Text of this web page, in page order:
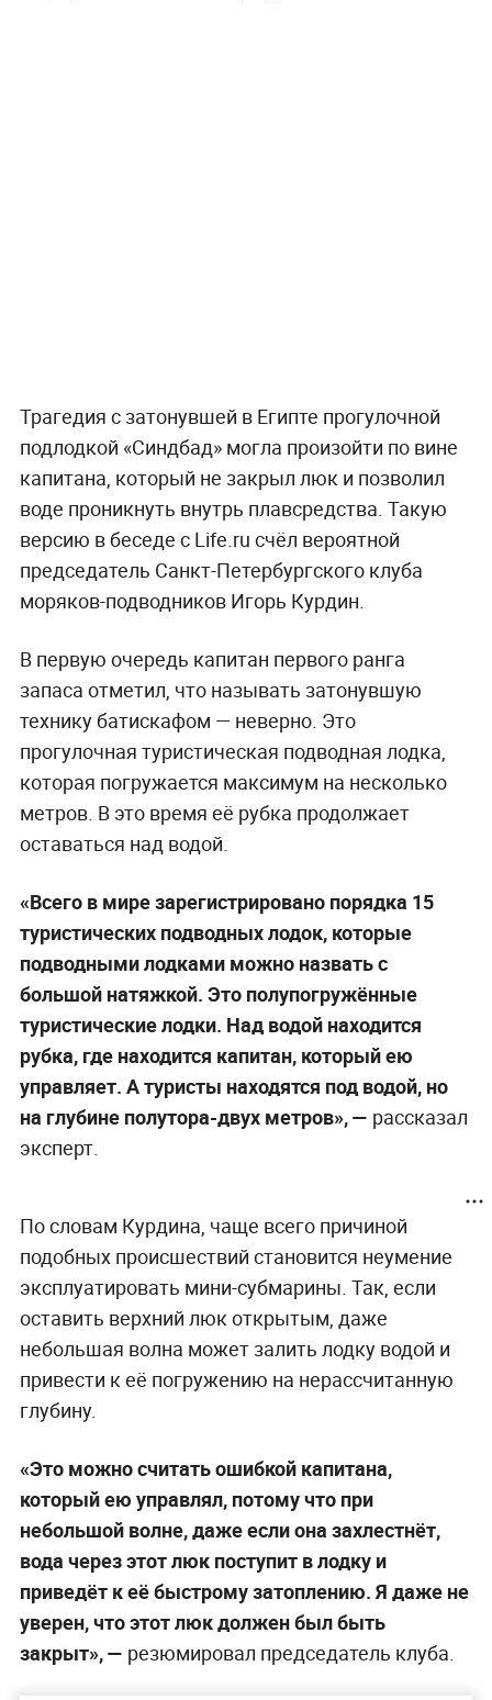
Трагедия с затонувшей в Египте прогулочной
подлодкой «Синдбад» могла произойти по вине
капитана, который не закрыл люк и позволил
воде проникнуть внутрь плавсредства. Такую
версию в беседе с Life.ru счёл вероятной
председатель Санкт-Петербургского клуба
моряков-подводников Игорь Курдин.
В первую очередь капитан первого ранга
запаса отметил, что называть затонувшую
технику батискафом — неверно. Это
прогулочная туристическая подводная лодка,
которая погружается максимум на несколько
метров. В это время её рубка продолжает
оставаться над водой.
«Всего в мире зарегистрировано порядка 15
туристических подводных лодок, которые
подводными лодками можно назвать с
большой натяжкой. Это полупогружённые
туристические лодки. Над водой находится
рубка, где находится капитан, который ею
управляет. А туристы находятся под водой, но
на глубине полутора-двух метров», — рассказал
эксперт.
По словам Курдина, чаще всего причиной
подобных происшествий становится неумение
эксплуатировать мини-субмарины. Так, если
оставить верхний люк открытым, даже
небольшая волна может залить лодку водой и
привести к её погружению на нерассчитанную
глубину.
«Это можно считать ошибкой капитана,
который ею управлял, потому что при
небольшой волне, даже если она захлестнёт,
вода через этот люк поступит в лодку и
приведёт к её быстрому затоплению. Я даже не
уверен, что этот люк должен был быть
закрыт», — резюмировал председатель клуба.